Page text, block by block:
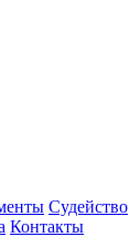
Судейство
Контакты